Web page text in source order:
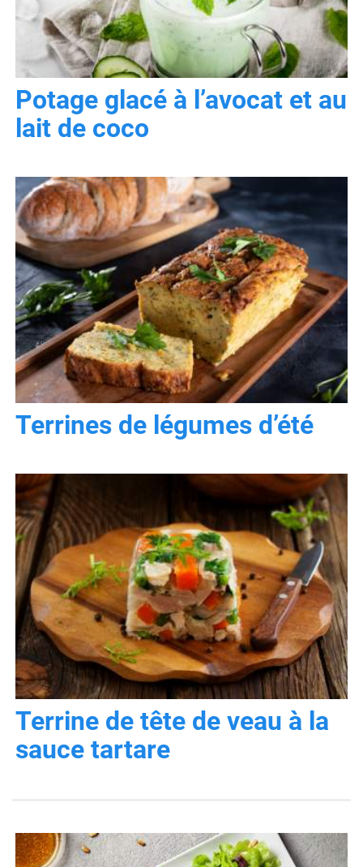
Potage glacé à l’avocat et au
lait de coco
Terrines de légumes d’été
Terrine de tête de veau à la
sauce tartare